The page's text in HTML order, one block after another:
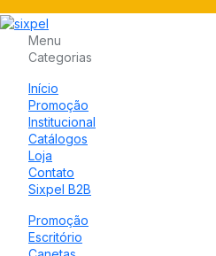
Menu
Categorias
Início
Promoção
Institucional
Catálogos
Loja
Contato
Sixpel B2B
Promoção
Escritório